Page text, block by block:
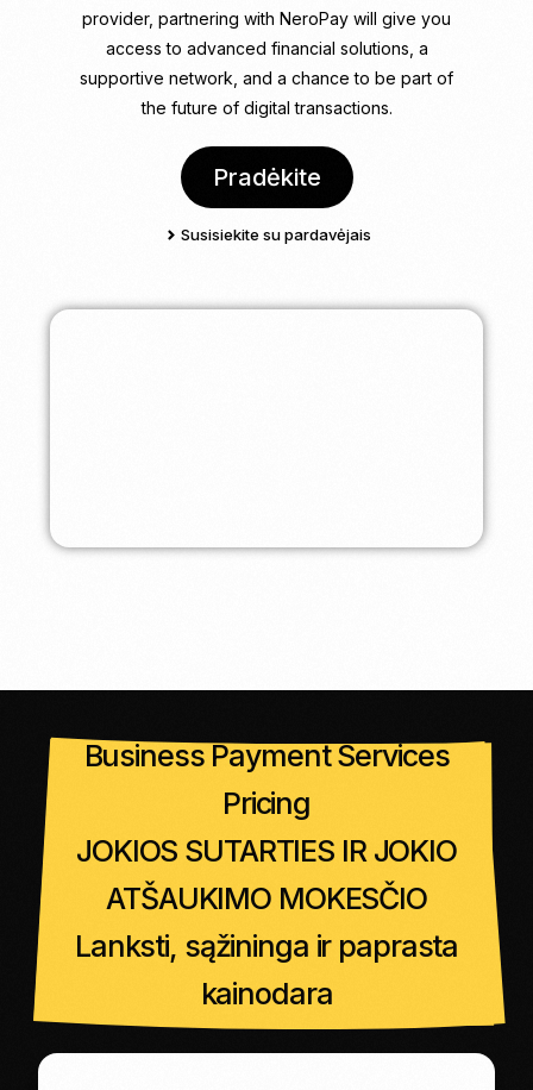
provider, partnering with NeroPay will give you
access to advanced financial solutions, a
supportive network, and a chance to be part of
the future of digital transactions.
Pradėkite
Susisiekite su pardavėjais
Business Payment Services
Pricing
JOKIOS SUTARTIES IR JOKIO
ATŠAUKIMO MOKESČIO
Lanksti, sąžininga ir paprasta
kainodara